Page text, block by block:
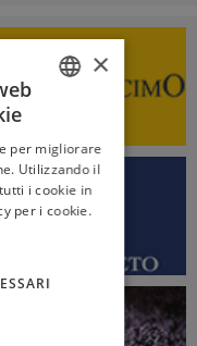
ENGLISH
×
per migliorare
Utilizzando il
i cookie in
per i cookie.